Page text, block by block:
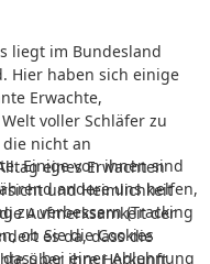
liegt im Bundesland
Hier haben sich einige
Erwachte,
voller Schläfer zu
nicht an
eines Erwachten
und Heimlichkeit
Aufmerksamkeit der
es da, dass die
über ihre Herkunft
Einige von ihnen sind
andere uns helfen,
zu verbessern (Tracking
ob Sie die Cookies
bei einer Ablehnung